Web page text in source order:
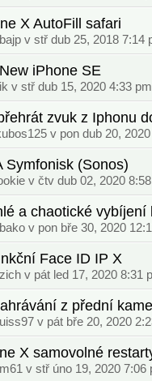
X AutoFill safari
v stř dub 25, 2018 7:14
iPhone SE
v stř dub 15, 2020 4:33 pm
zvuk z Iphonu
v pon dub 20,
Symfonisk (Sonos)
v čtv dub 02, 2020
a chaotické vybíjení
v pon bře 30, 2020
Face ID IP X
v pát led 17, 2020 8:31
z přední
v pát bře 20, 2020
X samovolné
v stř úno 19, 2020 7:06